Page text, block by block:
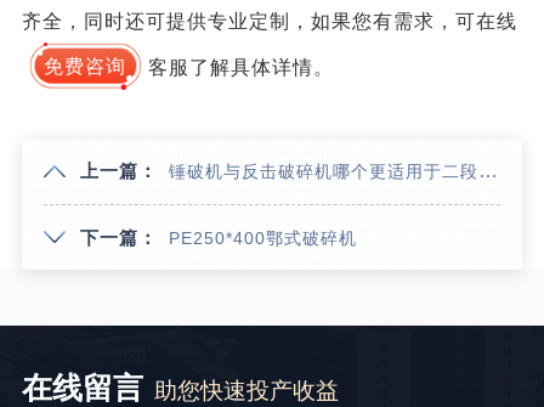
齐全，同时还可提供专业定制，如果您有需求，可在线
免费咨询 客服了解具体详情。
上一篇： 锤破机与反击破碎机哪个更适用于二段破碎？
下一篇： PE250*400鄂式破碎机
在线留言 助您快速投产收益